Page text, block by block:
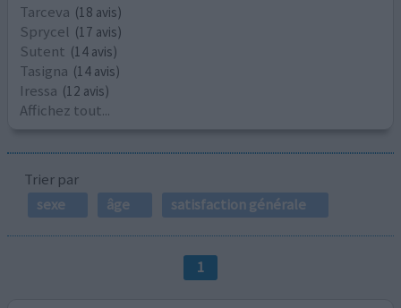
Tarceva (18 avis)
Sprycel (17 avis)
Sutent (14 avis)
Tasigna (14 avis)
Iressa (12 avis)
Affichez tout...
Trier par
sexe
âge satisfaction générale
1